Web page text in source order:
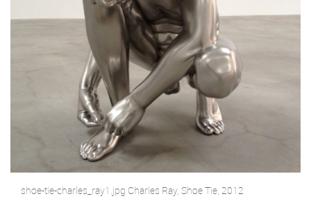
shoe-tie-charles_ray1.jpg Charles Ray, Shoe Tie, 2012